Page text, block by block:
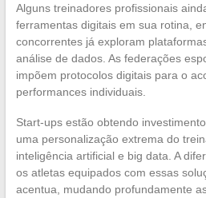
Alguns treinadores profissionais
ferramentas digitais em sua rotina,
concorrentes já exploram
análise de dados. As federações
impõem protocolos digitais para o
performances individuais.
Start-ups estão obtendo
uma personalização extrema do
inteligência artificial e big data. A
os atletas equipados com essas
acentua, mudando profundamente